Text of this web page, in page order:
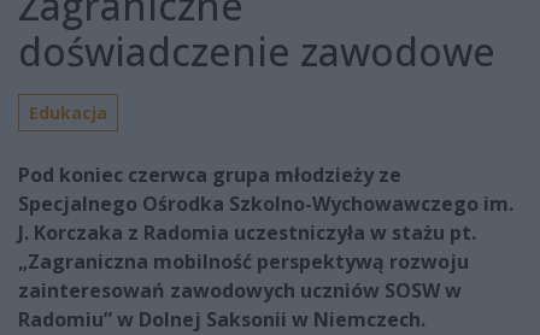
doświadczenie zawodowe
Edukacja
Pod koniec czerwca grupa młodzieży ze
Specjalnego Ośrodka Szkolno-Wychowawczego im.
J. Korczaka z Radomia uczestniczyła w stażu pt.
„Zagraniczna mobilność perspektywą rozwoju
zainteresowań zawodowych uczniów SOSW w
Radomiu” w Dolnej Saksonii w Niemczech.